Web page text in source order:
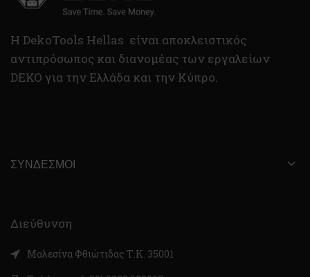
H DekoTools Hellas είναι αποκλειστικός
αντιπρόσωπος και διανομέας των εργαλείων
DEKO για την Ελλάδα και την Κύπρο.
ΣΎΝΔΕΣΜΟΙ
Διεύθυνση
Μαλεσίνα Φθιώτιδας Τ.Κ. 35001